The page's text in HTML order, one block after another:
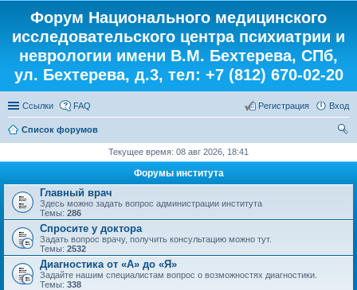
Форум Национального медицинского
исследовательского центра психиатрии и
неврологии имени В.М. Бехтерева, СПб,
ул. Бехтерева, д.3, тел: +7 (812) 670-02-20
Ссылки FAQ Вход
Регистрация
Список форумов
Текущее время: 08 авг 2026, 18:41
Форумы института
Главный врач
Здесь можно задать вопрос администрации института
Темы: 286
Спросите у доктора
Задать вопрос врачу, получить консультацию можно тут.
Темы: 2532
Диагностика от «А» до «Я»
Задайте нашим специалистам вопрос о возможностях диагностики.
Темы: 338